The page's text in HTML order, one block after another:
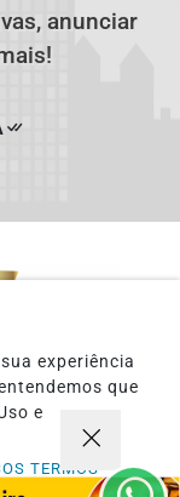
anunciar
LEITOR |
experiência
que
e
TERMOS